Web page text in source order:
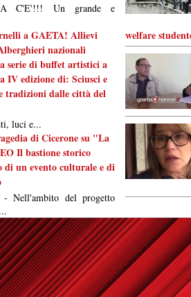
C'E'!!! Un grande e
a GAETA! Allievi
nazionali
serie di buffet artistici a
IV edizione di: Sciusci e
tradizioni dalle città del
luci e...
di Cicerone su "La
Il bastione storico
di un evento culturale e di
Nell'ambito del progetto
welfare